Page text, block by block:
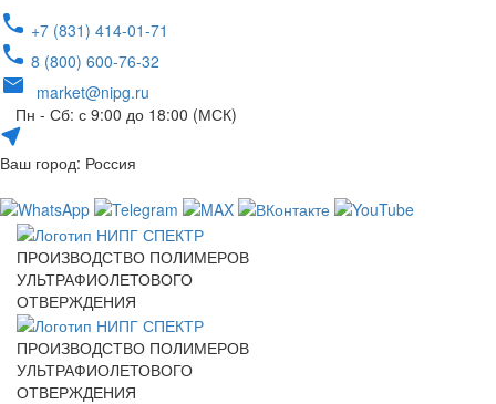
+7 (831) 414-01-71
8 (800) 600-76-32
market@nipg.ru
Пн - Сб: с 9:00 до 18:00 (МСК)
Ваш город: Россия
ПРОИЗВОДСТВО ПОЛИМЕРОВ
УЛЬТРАФИОЛЕТОВОГО
ОТВЕРЖДЕНИЯ
ПРОИЗВОДСТВО ПОЛИМЕРОВ
УЛЬТРАФИОЛЕТОВОГО
ОТВЕРЖДЕНИЯ